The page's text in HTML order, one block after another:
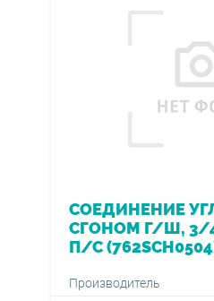
СОЕДИНЕНИЕ
СГОНОМ Г/Ш, 3/
П/С
Производитель